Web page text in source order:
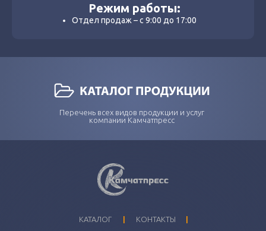
Отдел продаж – с 9:00 до 17:00
Режим работы:
Перечень всех видов продукции и услуг
компании Камчатпресс
I I
КОНТАКТЫ
КАТАЛОГ